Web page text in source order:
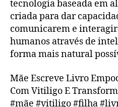
tecnologia baseada em
criada para dar
comunicarem e
humanos através de
forma mais natural
Mãe Escreve Livro
Com Vitiligo E
#mãe #vitiligo #filha